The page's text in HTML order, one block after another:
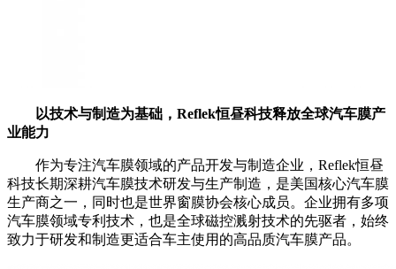
以技术与制造为基础，Reflek恒昼科技释放全球汽车膜产
业能力
作为专注汽车膜领域的产品开发与制造企业，Reflek恒昼
科技长期深耕汽车膜技术研发与生产制造，是美国核心汽车膜
生产商之一，同时也是世界窗膜协会核心成员。企业拥有多项
汽车膜领域专利技术，也是全球磁控溅射技术的先驱者，始终
致力于研发和制造更适合车主使用的高品质汽车膜产品。